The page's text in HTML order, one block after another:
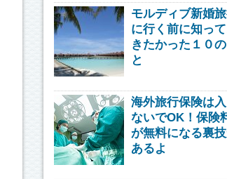
モルディブ新婚
に行く前に知っ
きたかった１０
と
海外旅行保険は
ないでOK！保険
が無料になる裏
あるよ